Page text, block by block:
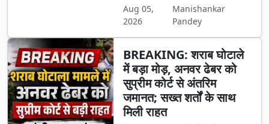
Aug 05,
2026
Manishankar
Pandey
BREAKING: शराब घोटाले
में बड़ा मोड़, अनवर ढेबर को
सुप्रीम कोर्ट से अंतरिम
जमानत; सख्त शर्तों के साथ
मिली राहत